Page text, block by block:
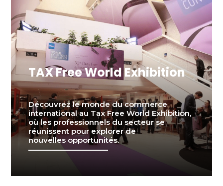
TAX Free World Exhibition
Découvrez le monde du commerce
international au Tax Free World Exhibition,
où les professionnels du secteur se
réunissent pour explorer de
nouvelles opportunités.